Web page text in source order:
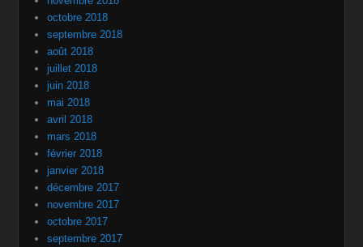
octobre 2018
septembre 2018
août 2018
juillet 2018
juin 2018
mai 2018
avril 2018
mars 2018
février 2018
janvier 2018
décembre 2017
novembre 2017
octobre 2017
septembre 2017